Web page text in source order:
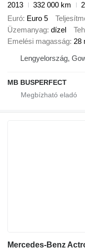
2013
332 000 km
Euró Euro 5
Üzemanyag dízel
Emelési magasság 28
Lengyelország,
MB BUSPERFECT